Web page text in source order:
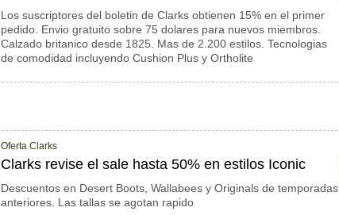
Los suscriptores del boletin de Clarks obtienen 15% en el primer
pedido. Envio gratuito sobre 75 dolares para nuevos miembros.
Calzado britanico desde 1825. Mas de 2.200 estilos. Tecnologias
de comodidad incluyendo Cushion Plus y Ortholite
Oferta Clarks
Clarks revise el sale hasta 50% en estilos Iconic
Descuentos en Desert Boots, Wallabees y Originals de temporadas
anteriores. Las tallas se agotan rapido